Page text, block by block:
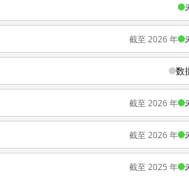
截至 2026 年
数
截至 2026 年
截至 2026 年
截至 2025 年